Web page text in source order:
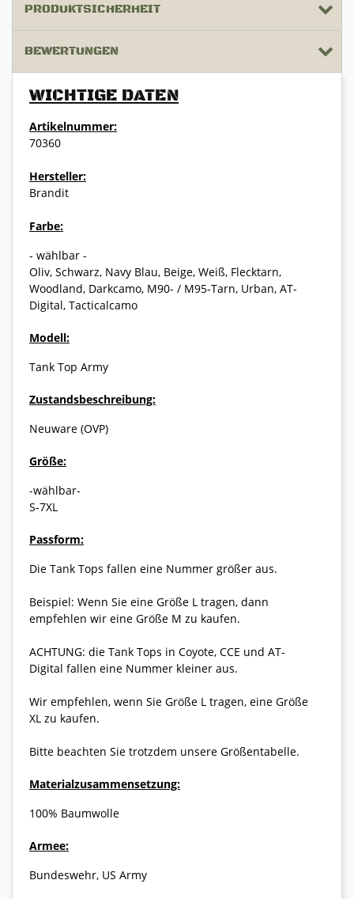
PRODUKTSICHERHEIT
BEWERTUNGEN
WICHTIGE DATEN
Artikelnummer:
70360
Hersteller:
Brandit
Farbe:
- wählbar -
Oliv, Schwarz, Navy Blau, Beige, Weiß, Flecktarn,
Woodland, Darkcamo, M90- / M95-Tarn, Urban, AT-
Digital, Tacticalcamo
Modell:
Tank Top Army
Zustandsbeschreibung:
Neuware (OVP)
Größe:
-wählbar-
S-7XL
Passform:
Die Tank Tops fallen eine Nummer größer aus.
Beispiel: Wenn Sie eine Größe L tragen, dann
empfehlen wir eine Größe M zu kaufen.
ACHTUNG: die Tank Tops in Coyote, CCE und AT-
Digital fallen eine Nummer kleiner aus.
Wir empfehlen, wenn Sie Größe L tragen, eine Größe
XL zu kaufen.
Bitte beachten Sie trotzdem unsere Größentabelle.
Materialzusammensetzung:
100% Baumwolle
Armee:
Bundeswehr, US Army